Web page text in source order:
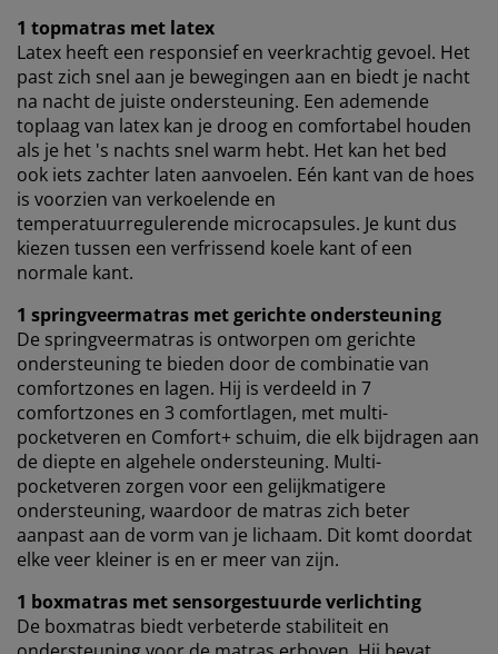
1 topmatras met latex
Latex heeft een responsief en veerkrachtig gevoel. Het
past zich snel aan je bewegingen aan en biedt je nacht
na nacht de juiste ondersteuning. Een ademende
toplaag van latex kan je droog en comfortabel houden
als je het 's nachts snel warm hebt. Het kan het bed
ook iets zachter laten aanvoelen. Eén kant van de hoes
is voorzien van verkoelende en
temperatuurregulerende microcapsules. Je kunt dus
kiezen tussen een verfrissend koele kant of een
normale kant.
1 springveermatras met gerichte ondersteuning
De springveermatras is ontworpen om gerichte
ondersteuning te bieden door de combinatie van
comfortzones en lagen. Hij is verdeeld in 7
comfortzones en 3 comfortlagen, met multi-
pocketveren en Comfort+ schuim, die elk bijdragen aan
de diepte en algehele ondersteuning. Multi-
pocketveren zorgen voor een gelijkmatigere
ondersteuning, waardoor de matras zich beter
aanpast aan de vorm van je lichaam. Dit komt doordat
elke veer kleiner is en er meer van zijn.
1 boxmatras met sensorgestuurde verlichting
De boxmatras biedt verbeterde stabiliteit en